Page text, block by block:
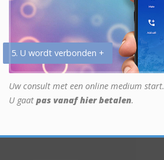
5. U wordt verbonden +
Uw consult met een online medium start.
U gaat pas vanaf hier betalen.